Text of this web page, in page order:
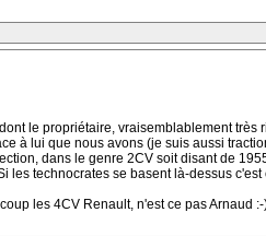
le propriétaire, vraisemblablement
à lui que nous avons (je suis aussi
dans le genre 2CV soit disant de
les technocrates se basent là-dessus
les 4CV Renault, n'est ce pas Arnaud :-